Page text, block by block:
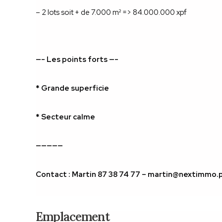
– 2 lots soit + de 7.000 m² => 84.000.000 xpf
—- Les points forts —-
* Grande superficie
* Secteur calme
—————
Contact : Martin 87 38 74 77 –
Emplacement